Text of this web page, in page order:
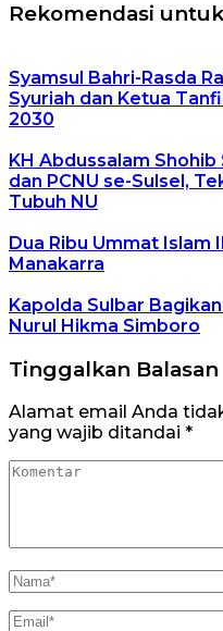
Rekomendasi
Syamsul Bahri-Rasda
Syuriah dan Ketua
2030
KH Abdussalam
dan PCNU se-Sulsel,
Tubuh NU
Dua Ribu Ummat Islam
Manakarra
Kapolda Sulbar
Nurul Hikma Simboro
Tinggalkan Balasan
Alamat email Anda
yang wajib ditandai *